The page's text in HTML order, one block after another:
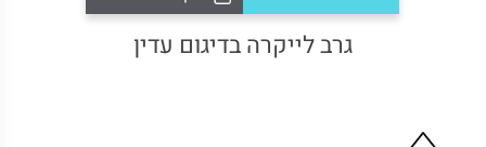
גרב לייקרה בדיגום עדין